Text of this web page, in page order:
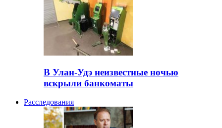
В Улан-Удэ неизвестные ночью
вскрыли банкоматы
Расследования